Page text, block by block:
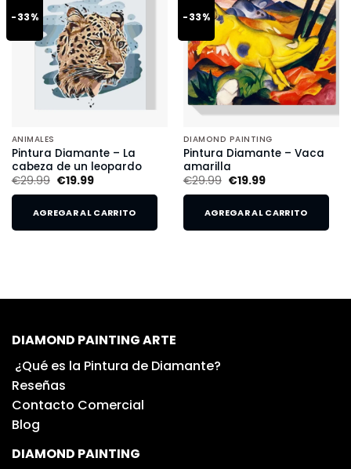
-33%
ANIMALES
Pintura Diamante – La
cabeza de un leopardo
€29.99 €19.99
AGREGAR AL CARRITO
-33%
DIAMOND PAINTING
Pintura Diamante – Vaca
amarilla
€29.99 €19.99
AGREGAR AL CARRITO
DIAMOND PAINTING ARTE
¿Qué es la Pintura de Diamante?
Reseñas
Contacto Comercial
Blog
DIAMOND PAINTING